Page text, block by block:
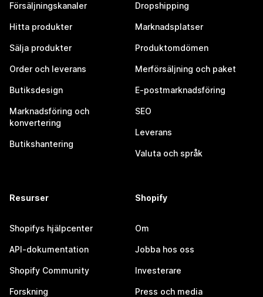
Försäljningskanaler
Hitta produkter
Sälja produkter
Order och leverans
Butiksdesign
Marknadsföring och
konvertering
Butikshantering
Dropshipping
Marknadsplatser
Produktomdömen
Merförsäljning och paket
E-postmarknadsföring
SEO
Leverans
Valuta och språk
Resurser
Shopifys hjälpcenter
API-dokumentation
Shopify Community
Forskning
Shopify
Om
Jobba hos oss
Investerare
Press och media